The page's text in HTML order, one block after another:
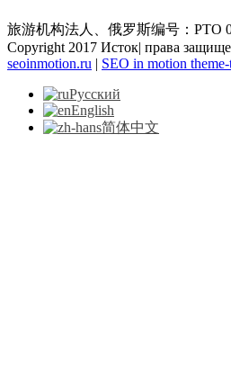
旅游机构法人、俄罗斯编号：РТО
Copyright 2017 Исток| права
seoinmotion.ru | SEO in motion
Русский
English
简体中文